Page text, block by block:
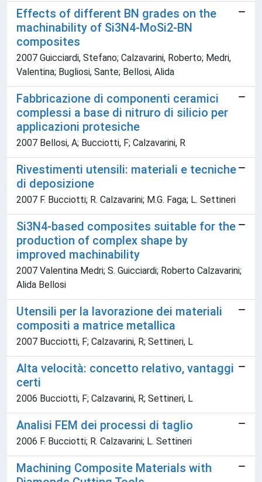
Effects of different BN grades on the
machinability of Si3N4-MoSi2-BN
composites
2007 Guicciardi, Stefano; Calzavarini, Roberto; Medri,
Valentina; Bugliosi, Sante; Bellosi, Alida
Fabbricazione di componenti ceramici
complessi a base di nitruro di silicio per
applicazioni protesiche
2007 Bellosi, A; Bucciotti, F; Calzavarini, R
Rivestimenti utensili: materiali e tecniche
di deposizione
2007 F. Bucciotti; R. Calzavarini; M.G. Faga; L. Settineri
Si3N4-based composites suitable for the
production of complex shape by
improved machinability
2007 Valentina Medri; S. Guicciardi; Roberto Calzavarini;
Alida Bellosi
Utensili per la lavorazione dei materiali
compositi a matrice metallica
2007 Bucciotti, F; Calzavarini, R; Settineri, L
Alta velocità: concetto relativo, vantaggi
certi
2006 Bucciotti, F; Calzavarini, R; Settineri, L
Analisi FEM dei processi di taglio
2006 F. Bucciotti; R. Calzavarini; L. Settineri
Machining Composite Materials with